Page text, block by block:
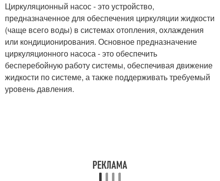
Циркуляционный насос - это устройство,
предназначенное для обеспечения циркуляции жидкости
(чаще всего воды) в системах отопления, охлаждения
или кондиционирования. Основное предназначение
циркуляционного насоса - это обеспечить
бесперебойную работу системы, обеспечивая движение
жидкости по системе, а также поддерживать требуемый
уровень давления.